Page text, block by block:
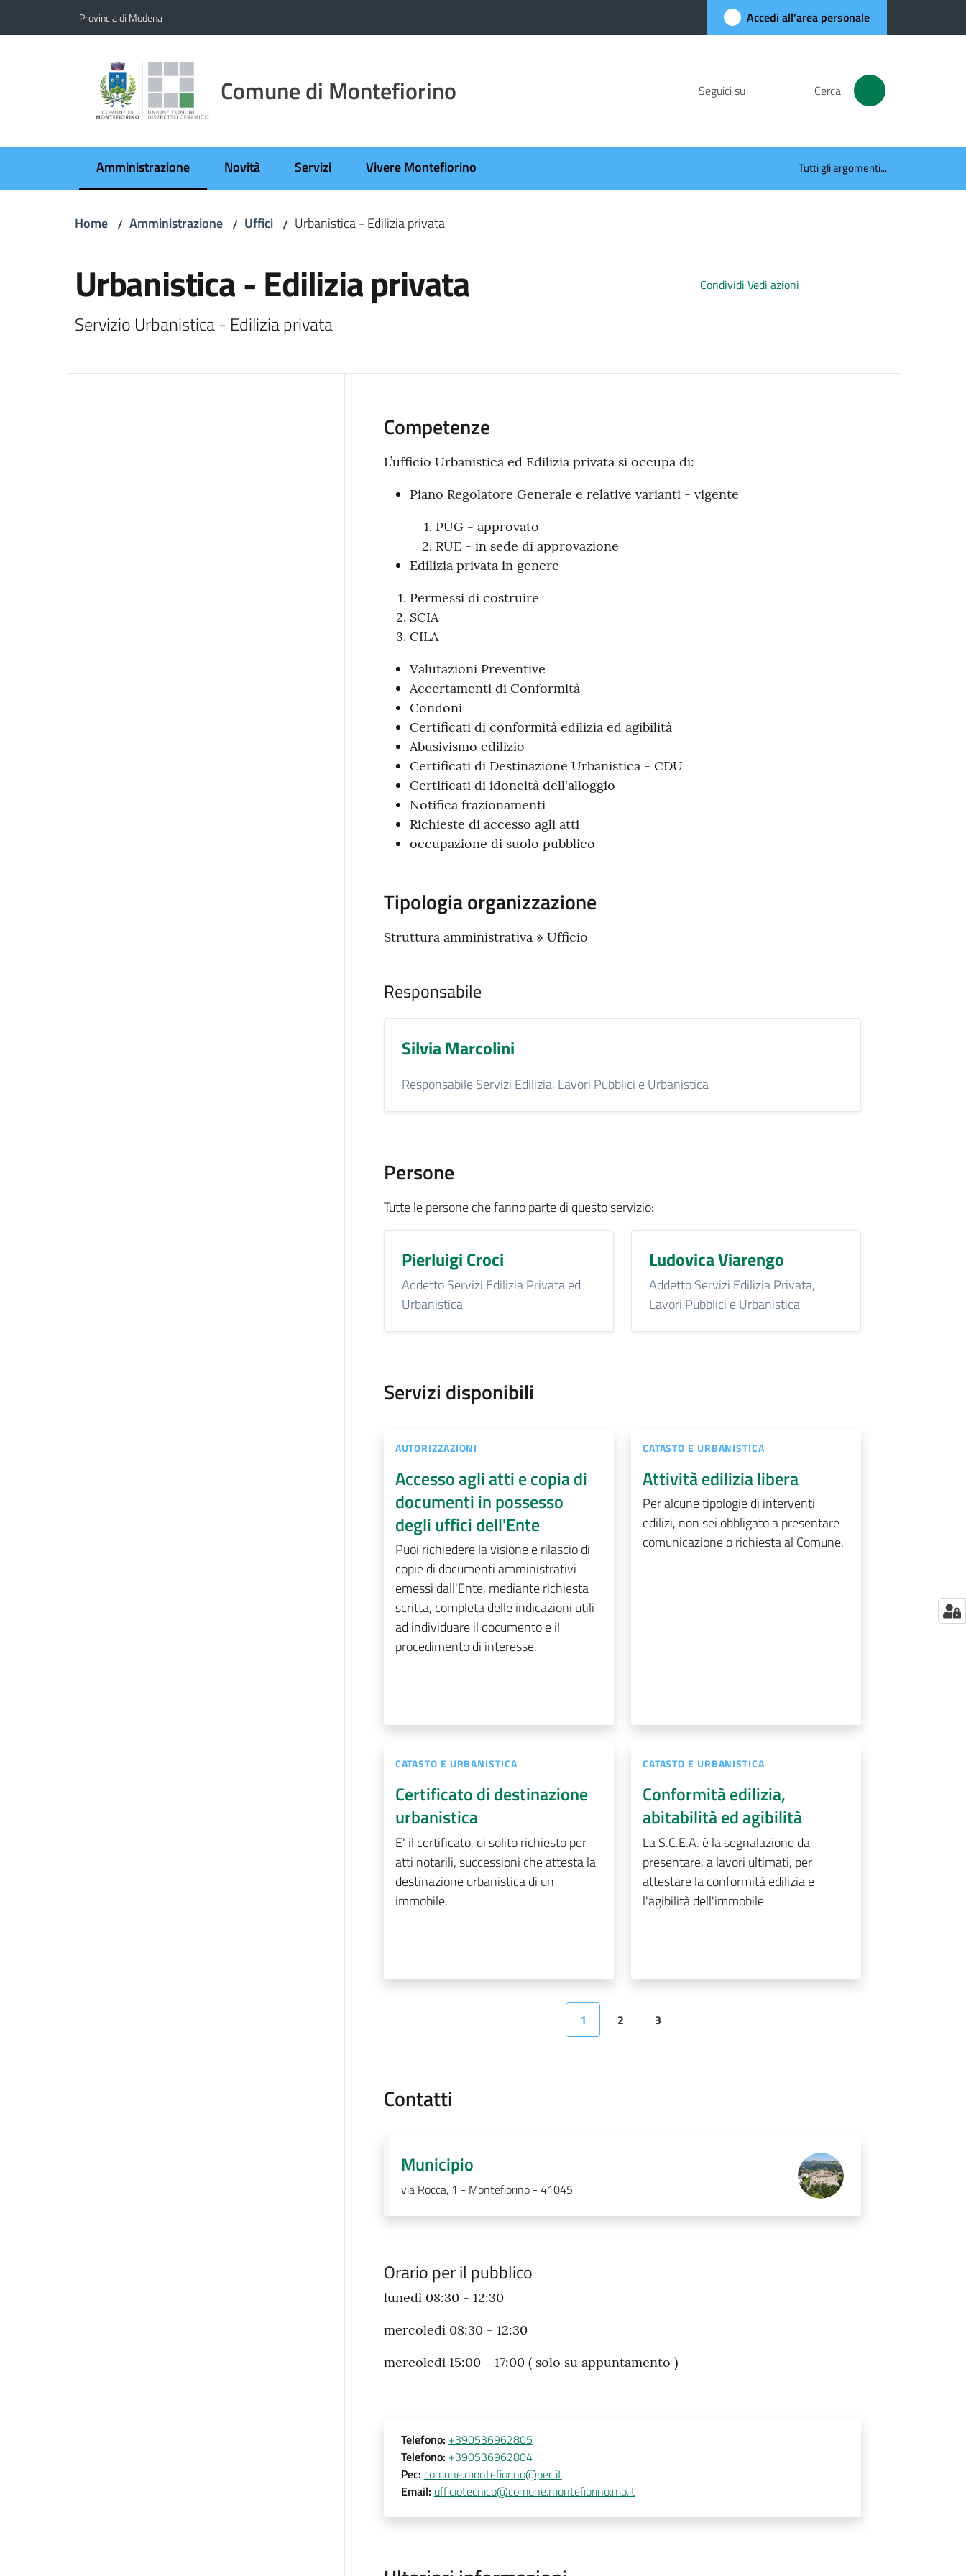
Provincia di Modena Accedi all'area personale
Comune di Montefiorino Seguici su Cerca
Amministrazione
Menu selezionato Novità Servizi Vivere Montefiorino Tutti gli argomenti...
Home / Amministrazione / Uffici / Urbanistica - Edilizia privata
Urbanistica - Edilizia privata
Servizio Urbanistica - Edilizia privata
Condividi Vedi azioni
Competenze
L’ufficio Urbanistica ed Edilizia privata si occupa di:
Piano Regolatore Generale e relative varianti - vigente
PUG - approvato
RUE - in sede di approvazione
Edilizia privata in genere
Permessi di costruire
SCIA
CILA
Valutazioni Preventive
Accertamenti di Conformità
Condoni
Certificati di conformità edilizia ed agibilità
Abusivismo edilizio
Certificati di Destinazione Urbanistica - CDU
Certificati di idoneità dell'alloggio
Notifica frazionamenti
Richieste di accesso agli atti
occupazione di suolo pubblico
Tipologia organizzazione
Struttura amministrativa » Ufficio
Responsabile
Silvia Marcolini
Responsabile Servizi Edilizia, Lavori Pubblici e Urbanistica
Persone
Tutte le persone che fanno parte di questo servizio:
Pierluigi Croci
Addetto Servizi Edilizia Privata ed
Urbanistica
Ludovica Viarengo
Addetto Servizi Edilizia Privata,
Lavori Pubblici e Urbanistica
Servizi disponibili
AUTORIZZAZIONI
Accesso agli atti e copia di
documenti in possesso
degli uffici dell'Ente
Puoi richiedere la visione e rilascio di
copie di documenti amministrativi
emessi dall'Ente, mediante richiesta
scritta, completa delle indicazioni utili
ad individuare il documento e il
procedimento di interesse.
CATASTO E URBANISTICA
Attività edilizia libera
Per alcune tipologie di interventi
edilizi, non sei obbligato a presentare
comunicazione o richiesta al Comune.
CATASTO E URBANISTICA
Certificato di destinazione
urbanistica
E' il certificato, di solito richiesto per
atti notarili, successioni che attesta la
destinazione urbanistica di un
immobile.
CATASTO E URBANISTICA
Conformità edilizia,
abitabilità ed agibilità
La S.C.E.A. è la segnalazione da
presentare, a lavori ultimati, per
attestare la conformità edilizia e
l'agibilità dell'immobile
Pagina precedente
Pagina
1 Pagina
2 Pagina
3
Contatti
Municipio
via Rocca, 1 - Montefiorino - 41045
Orario per il pubblico
lunedì 08:30 - 12:30
mercoledì 08:30 - 12:30
mercoledì 15:00 - 17:00 ( solo su appuntamento )
Telefono: +390536962805
Telefono: +390536962804
Pec: comune.montefiorino@pec.it
Email: ufficiotecnico@comune.montefiorino.mo.it